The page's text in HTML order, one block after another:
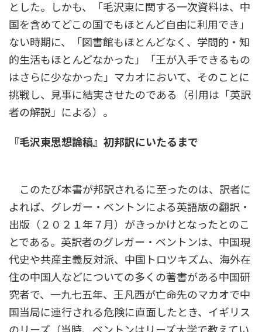
とした。しかも、「毛沢東に関する一次資料は、中
国を含めてどこの国でもほとんど自由に利用でき」
ない時期に、「図書館もほとんどなく、学問的・知
的生活もほとんどなかった」「王が入手できるもの
はさらに少なかった」マカオにおいて、そのことに
挑戦し、見事に結実させたのである（引用は「英訳
者の解説」による）。
『毛沢東思想論稿』初邦訳にいたるまで
このたび本書が邦訳されるに至ったのは、訳者に
よれば、グレガー・ベントンによる英語版の翻訳・
出版（２０２１年７月）がきっかけとなったとのこ
とである。英訳者のグレガー・ベントンは、中国現
代史や共産主義反対派、中国トロツキズム、海外在
住の中国人などについての多くの著書がある中国研
究者で、一九七五年、王凡西が亡命先のマカオで中
国当局に連行される危険に直面したとき、イギリス